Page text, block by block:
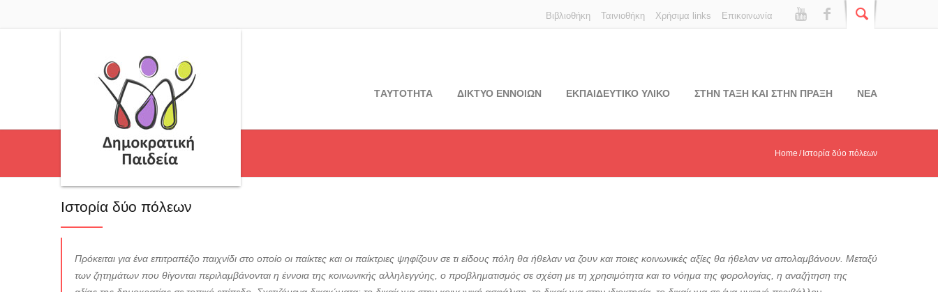
Επικοινωνία
Χρήσιμα links
Ταινιοθήκη
Βιβλιοθήκη
TΑΥΤΟΤΗΤΑ ΔΙΚΤΥΟ ΕΝΝΟΙΩΝ ΕΚΠΑΙΔΕΥΤΙΚΟ ΥΛΙΚΟ ΣΤΗΝ ΤΑΞΗ ΚΑΙ ΣΤΗΝ ΠΡΑΞΗ ΝΕΑ
Home Ιστορία δύο πόλεων
Ιστορία δύο πόλεων
Πρόκειται για ένα επιτραπέζιο παιχνίδι στο οποίο οι παίκτες και οι παίκτριες ψηφίζουν σε τι είδους πόλη θα ήθελαν να ζουν και ποιες κοινωνικές αξίες θα ήθελαν να απολαμβάνουν. Μεταξύ
των ζητημάτων που θίγονται περιλαμβάνονται η έννοια της κοινωνικής αλληλεγγύης, ο προβληματισμός σε σχέση με τη χρησιμότητα και το νόημα της φορολογίας, η αναζήτηση της